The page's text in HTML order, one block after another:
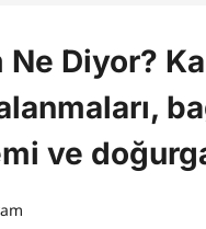
Ne Diyor?
ve